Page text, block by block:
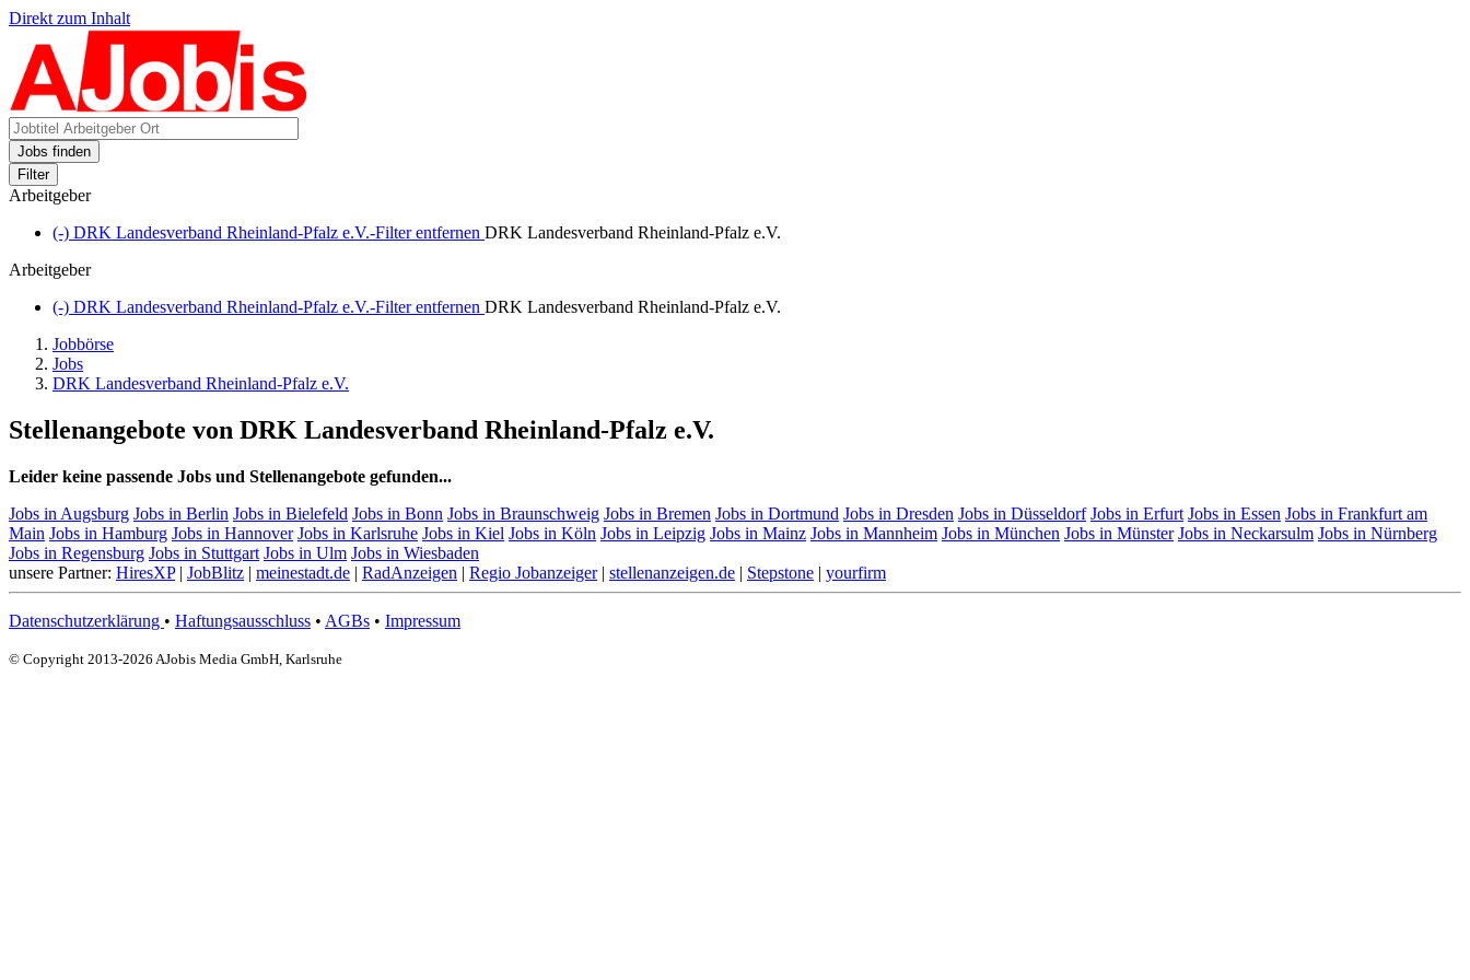
Direkt zum Inhalt
Jobs finden
Filter
Arbeitgeber
(-) DRK Landesverband Rheinland-Pfalz e.V.-Filter entfernen DRK Landesverband Rheinland-Pfalz e.V.
Arbeitgeber
(-) DRK Landesverband Rheinland-Pfalz e.V.-Filter entfernen DRK Landesverband Rheinland-Pfalz e.V.
Jobbörse
Jobs
DRK Landesverband Rheinland-Pfalz e.V.
Stellenangebote von DRK Landesverband Rheinland-Pfalz e.V.
Leider keine passende Jobs und Stellenangebote gefunden...
Jobs in Augsburg Jobs in Berlin Jobs in Bielefeld Jobs in Bonn Jobs in Braunschweig Jobs in Bremen Jobs in Dortmund Jobs in Dresden Jobs in Düsseldorf Jobs in Erfurt Jobs in Essen Jobs in Frankfurt am
Main Jobs in Hamburg Jobs in Hannover Jobs in Karlsruhe Jobs in Kiel Jobs in Köln Jobs in Leipzig Jobs in Mainz Jobs in Mannheim Jobs in München Jobs in Münster Jobs in Neckarsulm Jobs in Nürnberg
Jobs in Regensburg Jobs in Stuttgart Jobs in Ulm Jobs in Wiesbaden
unsere Partner: HiresXP| JobBlitz | meinestadt.de | RadAnzeigen | Regio Jobanzeiger| stellenanzeigen.de | Stepstone | yourfirm
Datenschutzerklärung • Haftungsausschluss • AGBs • Impressum
© Copyright 2013-2026 AJobis Media GmbH, Karlsruhe